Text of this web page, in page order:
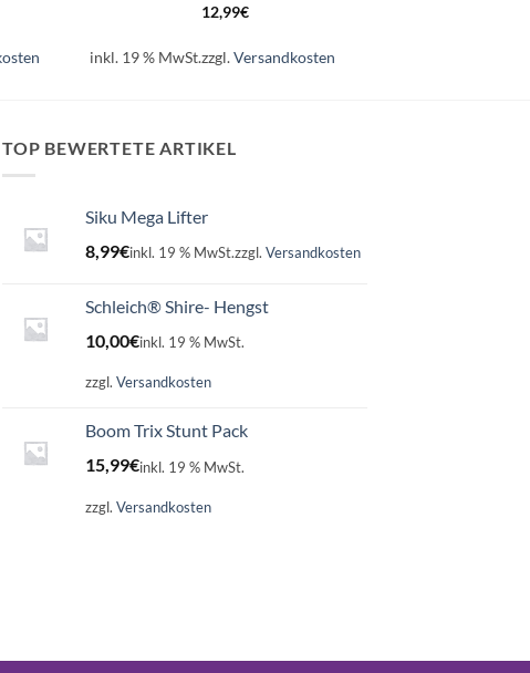
12,99€
inkl. 19 % MwSt.zzgl.Versandkosten
TOP BEWERTETE ARTIKEL
Siku Mega Lifter
8,99€inkl. 19 % MwSt.zzgl. Versandkosten
Schleich® Shire- Hengst
10,00€inkl. 19 % MwSt.
zzgl. Versandkosten
Boom Trix Stunt Pack
15,99€inkl. 19 % MwSt.
zzgl. Versandkosten